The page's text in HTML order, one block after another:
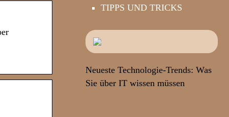
TIPPS UND TRICKS
Neueste Technologie-Trends: Was
Sie über IT wissen müssen